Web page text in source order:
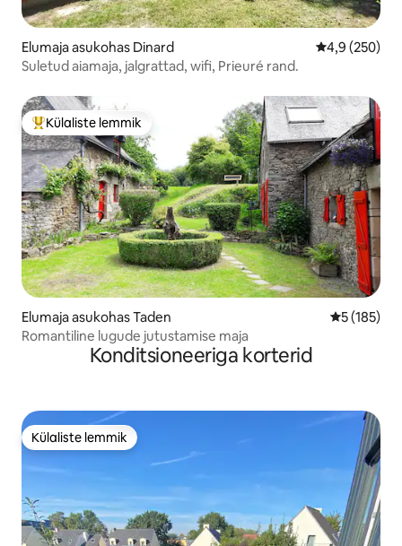
Elumaja asukohas Dinard Keskmine
4,9 (250)
Suletud aiamaja, jalgrattad, wifi, Prieuré rand.
Külaliste suur lemmik
Külaliste lemmik
Elumaja asukohas Taden Keskmine
5 (185)
Romantiline lugude jutustamise maja
Konditsioneeriga korterid
Külaliste lemmik
Külaliste lemmik